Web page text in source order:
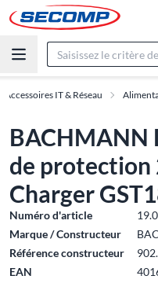
Accessoires IT & Réseau
BACHMANN
de protection
Charger
Numéro d'article
Marque / Constructeur
Référence constructeur
EAN